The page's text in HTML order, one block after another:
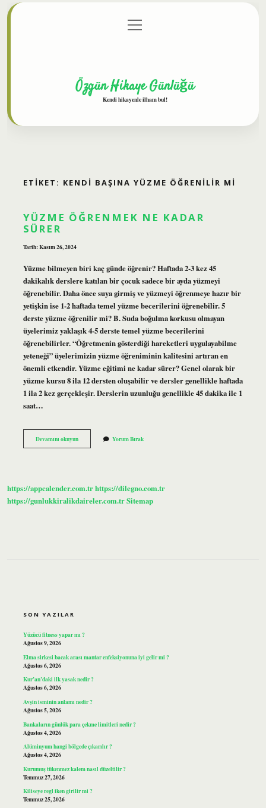
Gizlilik Politikası
menüyü
aç
Özgün Hikaye Günlüğü
Kendi hikayenle ilham bul!
ETIKET: KENDI BAŞINA YÜZME ÖĞRENILIR MI
YÜZME ÖĞRENMEK NE KADAR
SÜRER
Tarih: Kasım 26, 2024
Yüzme bilmeyen biri kaç günde öğrenir? Haftada 2-3 kez 45
dakikalık derslere katılan bir çocuk sadece bir ayda yüzmeyi
öğrenebilir. Daha önce suya girmiş ve yüzmeyi öğrenmeye hazır bir
yetişkin ise 1-2 haftada temel yüzme becerilerini öğrenebilir. 5
derste yüzme öğrenilir mi? B. Suda boğulma korkusu olmayan
üyelerimiz yaklaşık 4-5 derste temel yüzme becerilerini
öğrenebilirler. “Öğretmenin gösterdiği hareketleri uygulayabilme
yeteneği” üyelerimizin yüzme öğreniminin kalitesini artıran en
önemli etkendir. Yüzme eğitimi ne kadar sürer? Genel olarak bir
yüzme kursu 8 ila 12 dersten oluşabilir ve dersler genellikle haftada
1 ila 2 kez gerçekleşir. Derslerin uzunluğu genellikle 45 dakika ile 1
saat…
Devamını okuyunYüzme
Öğrenmek
Yorum Bırak
https://appcalender.com.trhttps://dilegno.com.tr
https://gunlukkiralikdaireler.com.trSitemap
SON YAZILAR
Yüzücü fitness yapar mı ?
Ağustos 9, 2026
Elma sirkesi bacak arası mantar enfeksiyonuna iyi gelir mi ?
Ağustos 6, 2026
Kur’an’daki ilk yasak nedir ?
Ağustos 6, 2026
Avşin isminin anlamı nedir ?
Ağustos 5, 2026
Bankaların günlük para çekme limitleri nedir ?
Ağustos 4, 2026
Alüminyum hangi bölgede çıkarılır ?
Ağustos 4, 2026
Kurumuş tükenmez kalem nasıl düzeltilir ?
Temmuz 27, 2026
Kiliseye regl iken girilir mi ?
Temmuz 25, 2026